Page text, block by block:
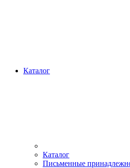
Каталог
Каталог
Письменные